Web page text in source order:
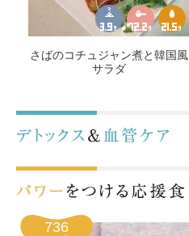
さばのコチュジャン煮と韓国風
サラダ
736